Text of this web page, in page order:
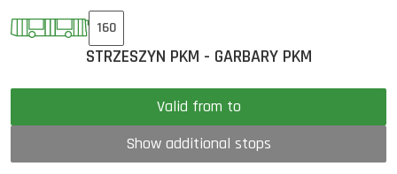
160
STRZESZYN PKM - GARBARY PKM
Valid from to
Show additional stops